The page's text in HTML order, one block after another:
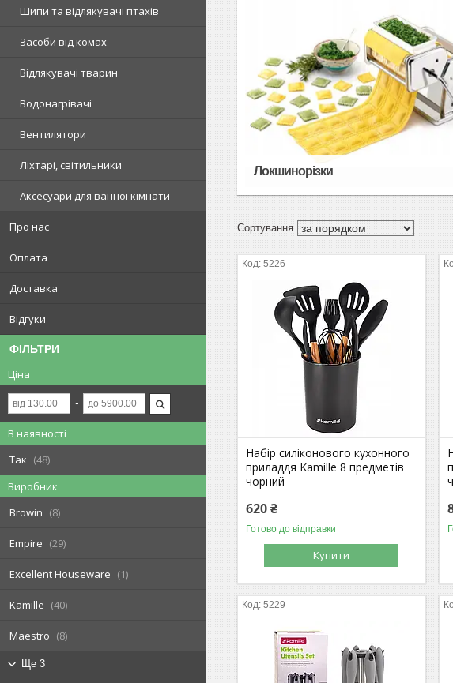
Шипи та відлякувачі птахів
Засоби від комах
Відлякувачі тварин
Водонагрівачі
Вентилятори
Ліхтарі, світильники
Аксесуари для ванної кімнати
Про нас
Оплата
Доставка
Відгуки
ФІЛЬТРИ
Ціна
В наявності
Так
48
Виробник
Browin
8
Empire 29
Excellent Houseware 1
Kamille 40
Maestro 8
Ще 3
Локшинорізки
5226
Набір силіконового кухонного
приладдя Kamille 8 предметів
чорний
620 ₴
Готово до відправки
Купити
5229